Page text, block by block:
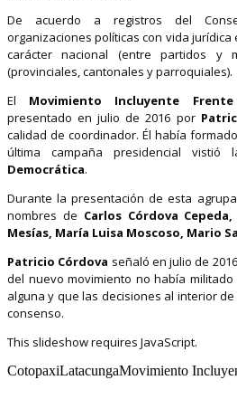
De acuerdo a registros del
organizaciones políticas con vida jurídica
carácter nacional (entre partidos y
(provinciales, cantonales y parroquiales).
El Movimiento Incluyente
presentado en julio de 2016 por
calidad de coordinador. Él había
última campaña presidencial vistió
Democrática.
Durante la presentación de esta
nombres de Carlos Córdova
Mesías, María Luisa Moscoso, Mario
Patricio Córdova señaló en julio de
del nuevo movimiento no había
alguna y que las decisiones al interior
consenso.
This slideshow requires JavaScript.
CotopaxiLatacungaMovimiento